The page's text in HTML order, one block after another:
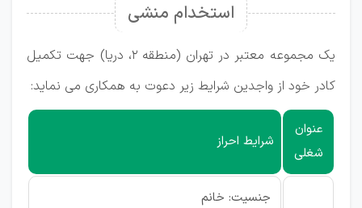
استخدام منشی
یک مجموعه معتبر در تهران (منطقه ۲، دریا) جهت تکمیل
کادر خود از واجدین شرایط زیر دعوت به همکاری می نماید:
عنوان
شغلی
شرایط احراز
جنسیت: خانم